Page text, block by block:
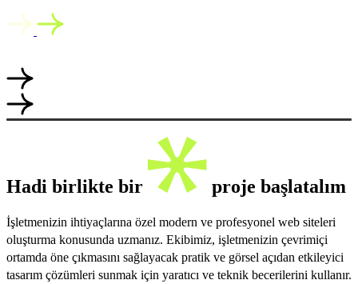
Hadi birlikte bir proje başlatalım
İşletmenizin ihtiyaçlarına özel modern ve profesyonel web siteleri
oluşturma konusunda uzmanız. Ekibimiz, işletmenizin çevrimiçi
ortamda öne çıkmasını sağlayacak pratik ve görsel açıdan etkileyici
tasarım çözümleri sunmak için yaratıcı ve teknik becerilerini kullanır.